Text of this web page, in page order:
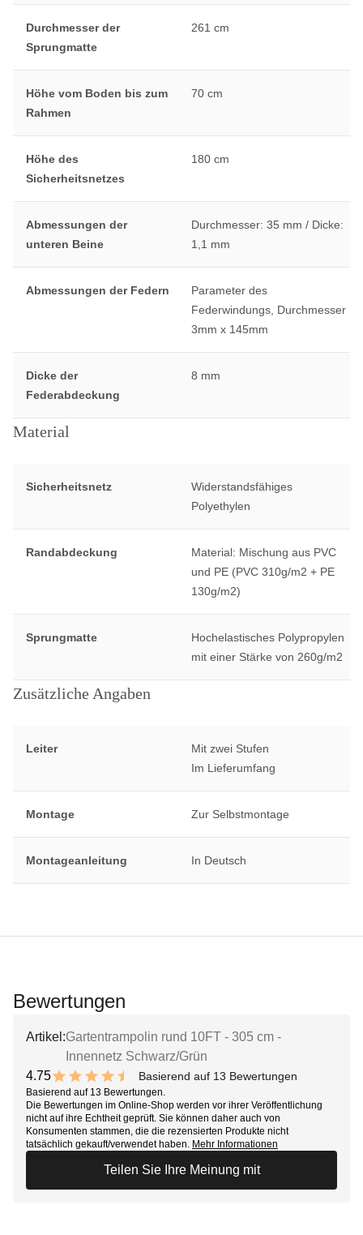
Durchmesser der
Sprungmatte
261 cm
Höhe vom Boden bis zum
Rahmen
70 cm
Höhe des
Sicherheitsnetzes
180 cm
Abmessungen der
unteren Beine
Durchmesser: 35 mm / Dicke:
1,1 mm
Abmessungen der Federn
Parameter des
Federwindungs, Durchmesser
3mm x 145mm
Dicke der
Federabdeckung
8 mm
Material
Sicherheitsnetz
Widerstandsfähiges
Polyethylen
Randabdeckung
Material: Mischung aus PVC
und PE (PVC 310g/m2 + PE
130g/m2)
Sprungmatte
Hochelastisches Polypropylen
mit einer Stärke von 260g/m2
Zusätzliche Angaben
Leiter
Mit zwei Stufen
Im Lieferumfang
Montage Zur Selbstmontage
Montageanleitung In Deutsch
Bewertungen
Artikel:Gartentrampolin rund 10FT - 305 cm -
Innennetz Schwarz/Grün
4.75
9.5 out of 10 stars
Basierend auf 13 Bewertungen
Basierend auf 13 Bewertungen.
Die Bewertungen im Online-Shop werden vor ihrer Veröffentlichung
nicht auf ihre Echtheit geprüft. Sie können daher auch von
Konsumenten stammen, die die rezensierten Produkte nicht
tatsächlich gekauft/verwendet haben. Mehr Informationen
Teilen Sie Ihre Meinung mit